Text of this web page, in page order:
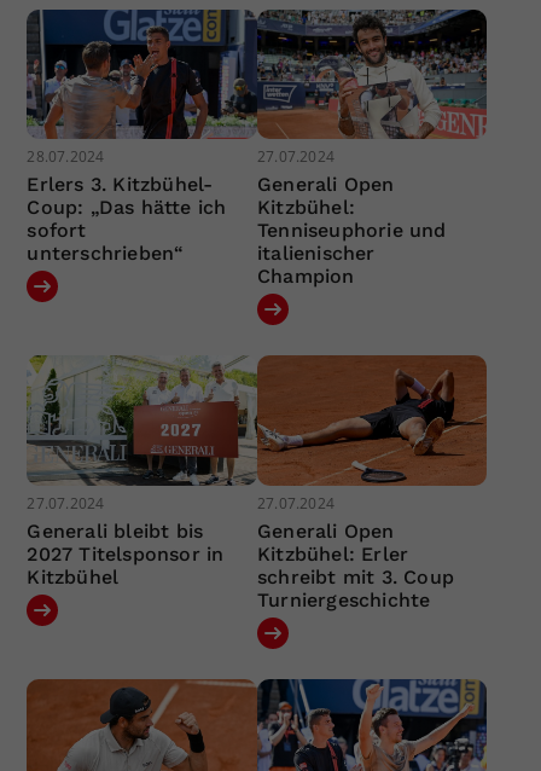
28.07.2024
Erlers 3. Kitzbühel-
Coup: „Das hätte ich
sofort
unterschrieben“
27.07.2024
Generali Open
Kitzbühel:
Tenniseuphorie und
italienischer
Champion
27.07.2024
Generali bleibt bis
2027 Titelsponsor in
Kitzbühel
27.07.2024
Generali Open
Kitzbühel: Erler
schreibt mit 3. Coup
Turniergeschichte